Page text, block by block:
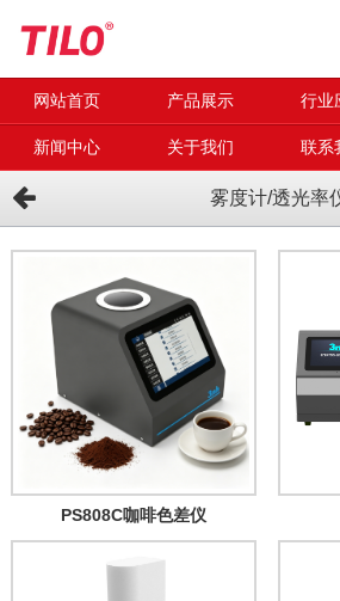
网站首页 产品展示 行业
新闻中心 关于我们 联系
雾度计/透光率
PS808C咖啡色差仪